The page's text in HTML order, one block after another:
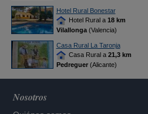
Hotel Rural Bonestar
Hotel Rural a 18 km
Vilallonga(Valencia)
Casa Rural La Taronja
Casa Rural a 21,3 km
Pedreguer(Alicante)
Nosotros